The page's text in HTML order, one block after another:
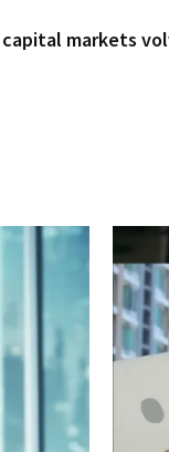
markets